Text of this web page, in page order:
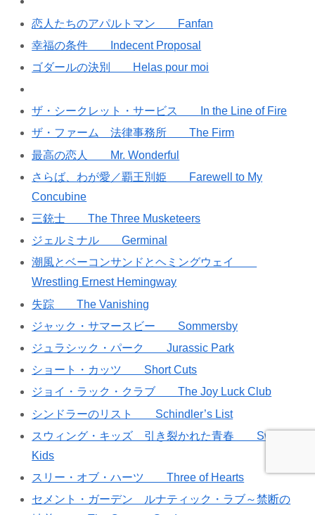
恋人たちのアパルトマン Fanfan
幸福の条件 Indecent Proposal
ゴダールの決別 Helas pour moi
ザ・シークレット・サービス In the Line of Fire
ザ・ファーム 法律事務所 The Firm
最高の恋人 Mr. Wonderful
さらば、わが愛／覇王別姫 Farewell to My
Concubine
三銃士 The Three Musketeers
ジェルミナル Germinal
潮風とベーコンサンドとヘミングウェイ
Wrestling Ernest Hemingway
失踪 The Vanishing
ジャック・サマースビー Sommersby
ジュラシック・パーク Jurassic Park
ショート・カッツ Short Cuts
ジョイ・ラック・クラブ The Joy Luck Club
シンドラーのリスト Schindler’s List
スウィング・キッズ 引き裂かれた青春 Swing
Kids
スリー・オブ・ハーツ Three of Hearts
セメント・ガーデン ルナティック・ラブ～禁断の